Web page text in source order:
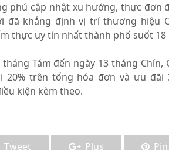
phú cập nhật xu hướng, thực đơn
đã khẳng định vị trí thương hiệu
thực uy tín nhất thành phố suốt 18
Tám đến ngày 13 tháng Chín,
trên tổng hóa đơn và ưu đãi
kiện kèm theo.
Tweet Plus Pin